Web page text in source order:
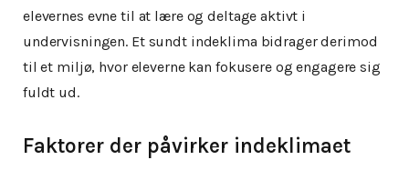
elevernes evne til at lære og deltage aktivt i
undervisningen. Et sundt indeklima bidrager derimod
til et miljø, hvor eleverne kan fokusere og engagere sig
fuldt ud.
Faktorer der påvirker indeklimaet